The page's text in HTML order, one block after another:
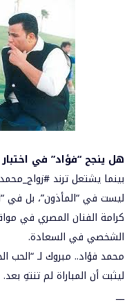
هل ينجح “فؤاد” في اختبار
بينما يشتعل ترند
ليست في “المأذون”، بل في
كرامة الفنان المصري في
الشخصي في السعادة.
محمد فؤاد.. مبروك لـ “الحب
ليثبت أن المباراة لم تنتهِ بعد.
__